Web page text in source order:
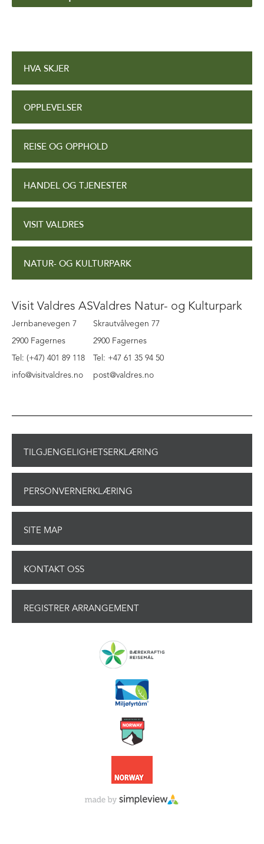
HVA SKJER
OPPLEVELSER
REISE OG OPPHOLD
HANDEL OG TJENESTER
VISIT VALDRES
NATUR- OG KULTURPARK
Visit Valdres AS
Jernbanevegen 7
2900 Fagernes
Tel: (+47) 401 89 118
info@visitvaldres.no
Valdres Natur- og Kulturpark
Skrautvålvegen 77
2900 Fagernes
Tel: +47 61 35 94 50
post@valdres.no
TILGJENGELIGHETSERKLÆRING
PERSONVERNERKLÆRING
SITE MAP
KONTAKT OSS
REGISTRER ARRANGEMENT